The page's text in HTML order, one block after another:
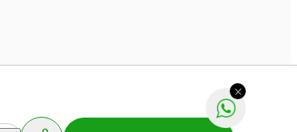
de lojas físicas.